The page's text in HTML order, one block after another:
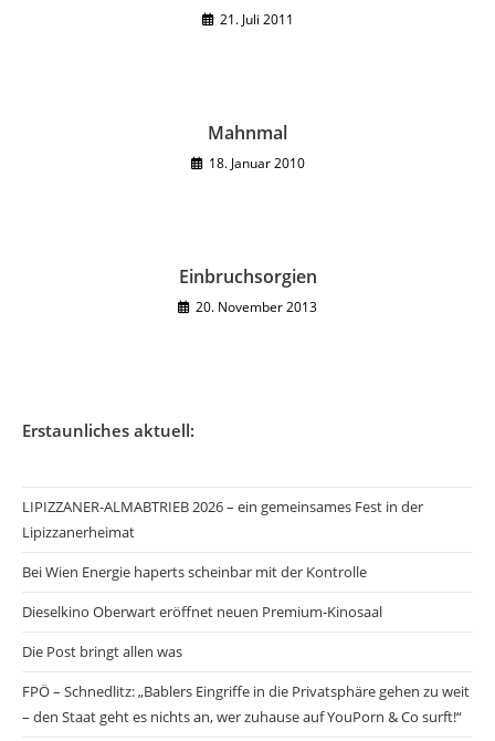
21. Juli 2011
Mahnmal
18. Januar 2010
Einbruchsorgien
20. November 2013
Erstaunliches aktuell:
LIPIZZANER-ALMABTRIEB 2026 – ein gemeinsames Fest in der
Lipizzanerheimat
Bei Wien Energie haperts scheinbar mit der Kontrolle
Dieselkino Oberwart eröffnet neuen Premium-Kinosaal
Die Post bringt allen was
FPÖ – Schnedlitz: „Bablers Eingriffe in die Privatsphäre gehen zu weit
– den Staat geht es nichts an, wer zuhause auf YouPorn & Co surft!“